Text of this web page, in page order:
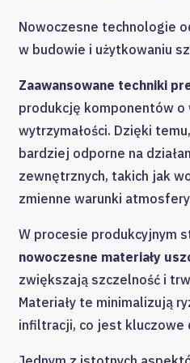
Nowoczesne technologie
w budowie i użytkowaniu
Zaawansowane techniki
produkcję komponentów
wytrzymałości. Dzięki
bardziej odporne na
zewnętrznych, takich jak
zmienne warunki
W procesie produkcyjnym
nowoczesne materiały
zwiększają szczelność i
Materiały te minimalizują
infiltracji, co jest kluczowe